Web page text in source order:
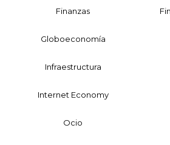
Finanzas
Globoeconomía
Infraestructura
Internet Economy
Ocio